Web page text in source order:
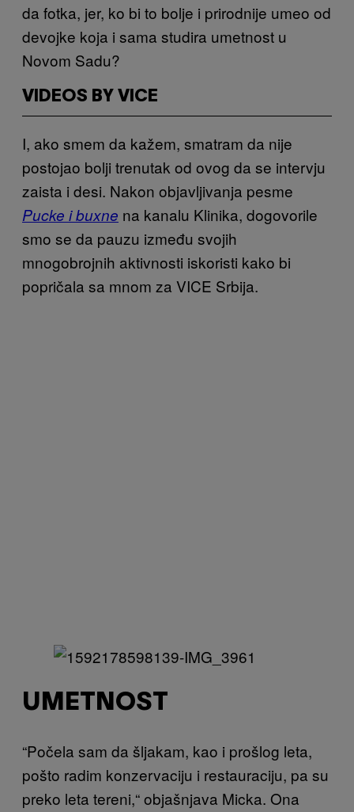
da fotka, jer, ko bi to bolje i prirodnije umeo od
devojke koja i sama studira umetnost u
Novom Sadu?
VIDEOS BY VICE
I, ako smem da kažem, smatram da nije
postojao bolji trenutak od ovog da se intervju
zaista i desi. Nakon objavljivanja pesme
Pucke i buxne na kanalu Klinika, dogovorile
smo se da pauzu između svojih
mnogobrojnih aktivnosti iskoristi kako bi
popričala sa mnom za VICE Srbija.
UMETNOST
“Počela sam da šljakam, kao i prošlog leta,
pošto radim konzervaciju i restauraciju, pa su
preko leta tereni,“ objašnjava Micka. Ona